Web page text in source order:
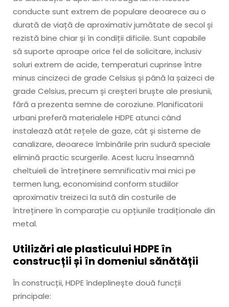
conducte sunt extrem de populare deoarece au o
durată de viață de aproximativ jumătate de secol și
rezistă bine chiar și în condiții dificile. Sunt capabile
să suporte aproape orice fel de solicitare, inclusiv
soluri extrem de acide, temperaturi cuprinse între
minus cincizeci de grade Celsius și până la șaizeci de
grade Celsius, precum și creșteri bruște ale presiunii,
fără a prezenta semne de coroziune. Planificatorii
urbani preferă materialele HDPE atunci când
instalează atât rețele de gaze, cât și sisteme de
canalizare, deoarece îmbinările prin sudură speciale
elimină practic scurgerile. Acest lucru înseamnă
cheltuieli de întreținere semnificativ mai mici pe
termen lung, economisind conform studiilor
aproximativ treizeci la sută din costurile de
întreținere în comparație cu opțiunile tradiționale din
metal.
Utilizări ale plasticului HDPE în
construcții și în domeniul sănătății
În construcții, HDPE îndeplinește două funcții
principale: